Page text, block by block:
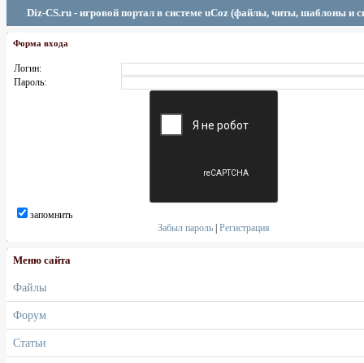
Diz-CS.ru - игровой портал в системе uCoz (файлы, читы, шаблоны и
Форма входа
Логин:
Пароль:
запомнить
Забыл пароль |Регистрация
Меню сайта
Файлы
Форум
Статьи